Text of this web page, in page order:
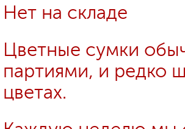
Нет на складе
Цветные сумки
партиями, и редко
цветах.